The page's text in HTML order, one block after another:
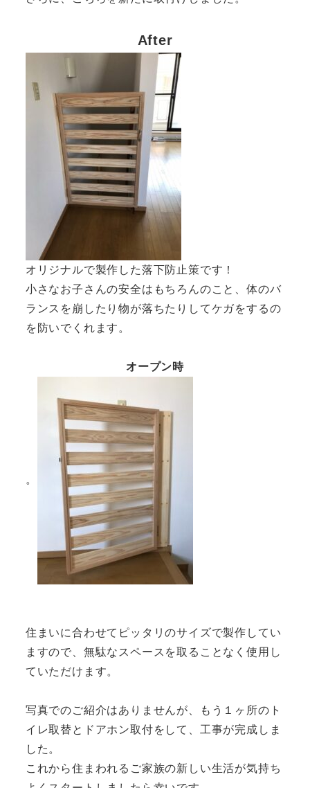
After
オリジナルで製作した落下防止策です！
小さなお子さんの安全はもちろんのこと、体のバ
ランスを崩したり物が落ちたりしてケガをするの
を防いでくれます。
オープン時
。
住まいに合わせてピッタリのサイズで製作してい
ますので、無駄なスペースを取ることなく使用し
ていただけます。
写真でのご紹介はありませんが、もう１ヶ所のト
イレ取替とドアホン取付をして、工事が完成しま
した。
これから住まわれるご家族の新しい生活が気持ち